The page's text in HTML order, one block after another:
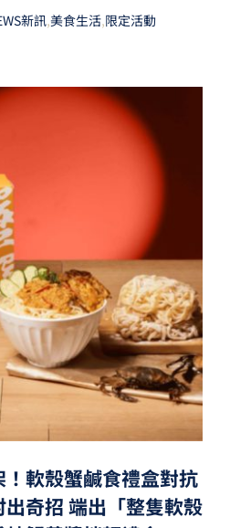
新訊,美食生活,限定活動
軟殼蟹鹹食禮盒對抗
奇招 端出「整隻軟殼